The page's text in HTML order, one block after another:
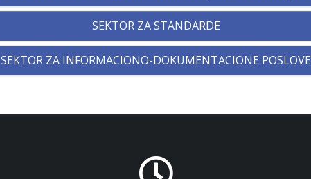
SEKTOR ZA STANDARDE
SEKTOR ZA INFORMACIONO-DOKUMENTACIONE POSLOVE